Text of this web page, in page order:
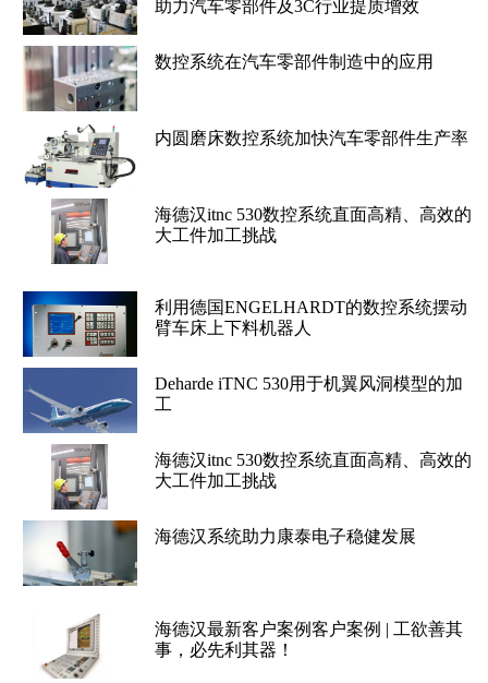
助力汽车零部件及3C行业提质增效
数控系统在汽车零部件制造中的应用
内圆磨床数控系统加快汽车零部件生产率
海德汉itnc 530数控系统直面高精、高效的
大工件加工挑战
利用德国ENGELHARDT的数控系统摆动
臂车床上下料机器人
Deharde iTNC 530用于机翼风洞模型的加
工
海德汉itnc 530数控系统直面高精、高效的
大工件加工挑战
海德汉系统助力康泰电子稳健发展
海德汉最新客户案例客户案例 | 工欲善其
事，必先利其器！